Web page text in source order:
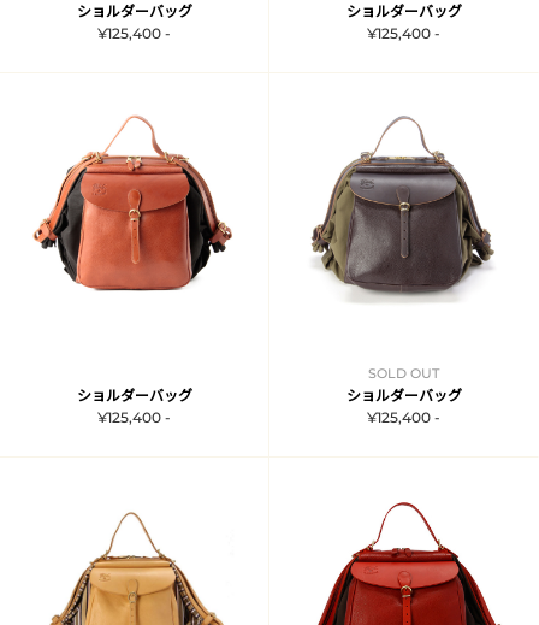
ショルダーバッグ
¥125,400 -
ショルダーバッグ
¥125,400 -
ショルダーバッグ
¥125,400 -
SOLD OUT
ショルダーバッグ
¥125,400 -